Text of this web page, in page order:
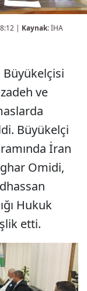
| Kaynak:İHA
ve
Büyükelçi
İran
Omidi,
Hukuk
etti.